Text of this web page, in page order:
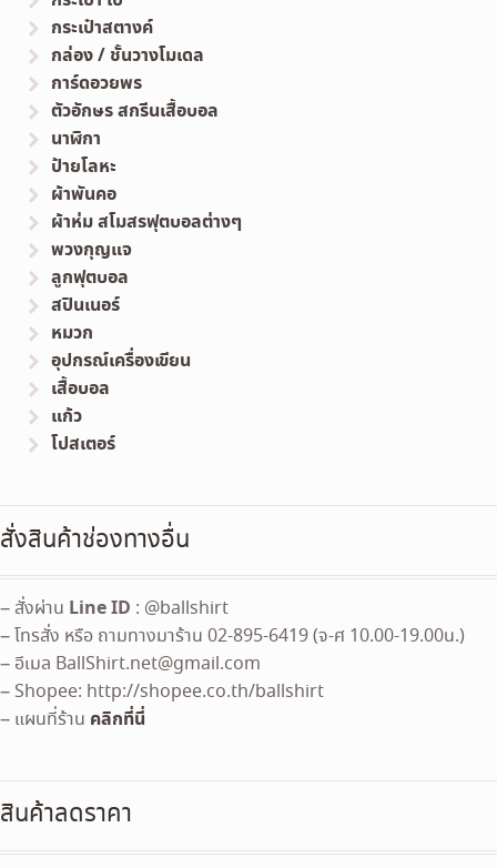
กระเป๋าสตางค์
กล่อง / ชั้นวางโมเดล
การ์ดอวยพร
ตัวอักษร สกรีนเสื้อบอล
นาฬิกา
ป้ายโลหะ
ผ้าพันคอ
ผ้าห่ม สโมสรฟุตบอลต่างๆ
พวงกุญแจ
ลูกฟุตบอล
สปินเนอร์
หมวก
อุปกรณ์เครื่องเขียน
เสื้อบอล
แก้ว
โปสเตอร์
สั่งสินค้าช่องทางอื่น
– สั่งผ่าน Line ID : @ballshirt
– โทรสั่ง หรือ ถามทางมาร้าน 02-895-6419 (จ-ศ 10.00-19.00น.)
– อีเมล BallShirt.net@gmail.com
– Shopee: http://shopee.co.th/ballshirt
– แผนที่ร้าน คลิกที่นี่
สินค้าลดราคา